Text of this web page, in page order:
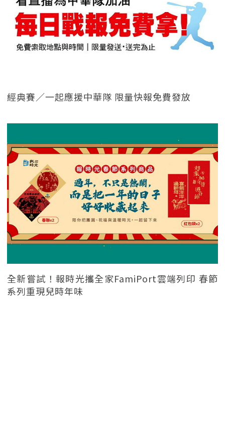
經典賽／一起應援中華隊 限量快報免費發放
全新嘗試！報時光攜全家FamiPort雲端列印 春節
系列重現兒時年味